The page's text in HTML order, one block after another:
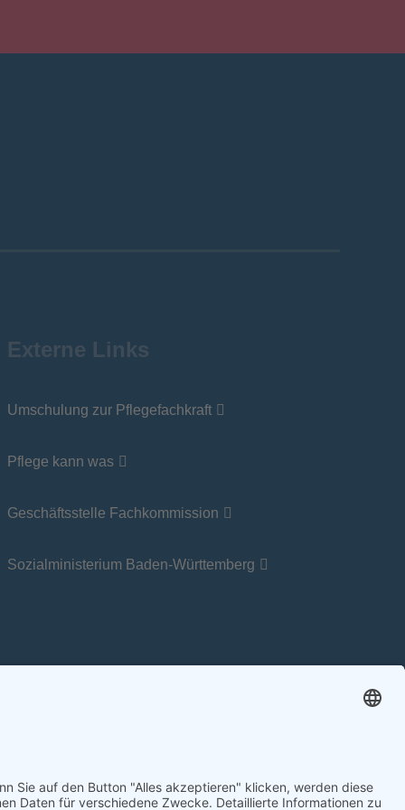
Externe Links
Umschulung zur Pflegefachkraft
Pflege kann was
Geschäftsstelle Fachkommission
Sozialministerium Baden-Württemberg